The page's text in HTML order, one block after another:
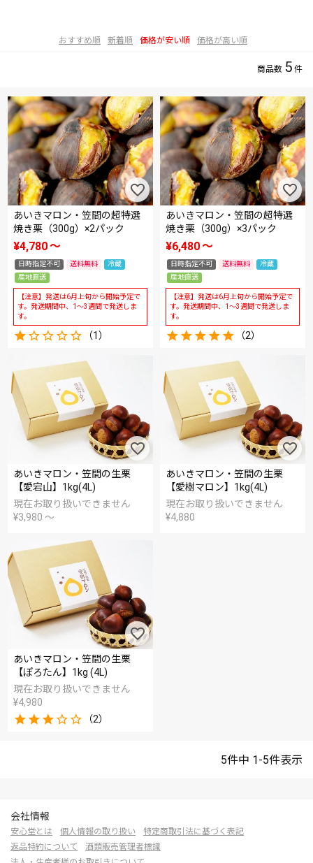
おすすめ順 新着順 価格が安い順 価格が高い順
5
あいきマロン・笠間の超特選
焼き栗（300g）×2パック
¥4,780〜
日時指定不可 送料無料
冷蔵
産地直送
【注意】発送は6月上旬から開始予定で
す。発送期間中、1～3週間で発送しま
す。
（1）
あいきマロン・笠間の超特選
焼き栗（300g）×3パック
¥6,480〜
日時指定不可 送料無料
冷蔵
産地直送
【注意】発送は6月上旬から開始予定で
す。発送期間中、1～3週間で発送しま
す。
（2）
あいきマロン・笠間の生栗
【愛宕山】1kg(4L)
現在お取り扱いできません
¥3,980 〜
あいきマロン・笠間の生栗
【愛樹マロン】1kg(4L)
現在お取り扱いできません
¥4,880
あいきマロン・笠間の生栗
【ぽろたん】1kg (4L)
現在お取り扱いできません
¥4,980
（2）
5件中 1 -5件表示
会社情報
安心堂とは 個人情報の取り扱い
特定商取引法に基づく表記
返品特約について
酒類販売管理者標識